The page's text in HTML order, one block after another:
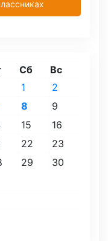
Сб Вс
1
2
8
9
15
16
22
23
29
30